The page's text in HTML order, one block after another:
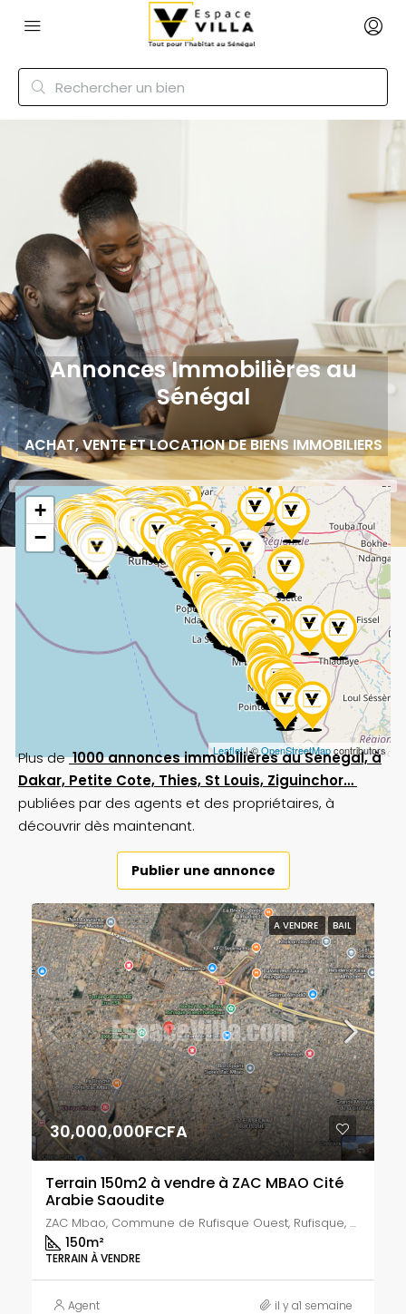
Annonces Immobilières au
Sénégal
ACHAT, VENTE ET LOCATION DE BIENS IMMOBILIERS
+
−
Leaflet| ©OpenStreetMapcontributors
Plus de1000 annonces immobilières au Senegal, à
Dakar, Petite Cote, Thies, St Louis, Ziguinchor…
publiées par des agents et des propriétaires, à
découvrir dès maintenant.
Publier une annonce
A VENDRE BAIL
30,000,000FCFA
Terrain 150m2 à vendre à ZAC MBAO Cité
Arabie Saoudite
ZAC Mbao, Commune de Rufisque Ouest, Rufisque, Département de Rufisque, Région de Dakar, 20000, Sénégal
150m²
TERRAIN À VENDRE
Agent il y a1 semaine